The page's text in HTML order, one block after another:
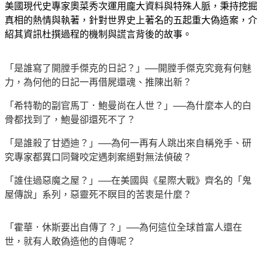
美國現代史專家奧菜秀次運用龐大資料與特殊人脈，秉持挖掘
真相的熱情與執著，針對世界史上著名的五起重大偽造案，介
紹其資訊杜撰過程的機制與謊言背後的故事。
「是誰寫了開膛手傑克的日記？」──開膛手傑克究竟有何魅
力，為何他的日記一再借屍還魂、推陳出新？
「希特勒的副官馬丁．鮑曼尚在人世？」──為什麼本人的白
骨都找到了，鮑曼卻還死不了？
「是誰殺了甘迺迪？」──為何一再有人跳出來自稱兇手、研
究專家都異口同聲咬定遇刺案絕對無法偵破？
「誰住過惡魔之屋？」──在美國與《星際大戰》齊名的「鬼
屋傳說」系列，惡靈死不瞑目的苦衷是什麼？
「霍華．休斯要出自傳了？」──為何這位全球首富人還在
世，就有人敢偽造他的自傳呢？